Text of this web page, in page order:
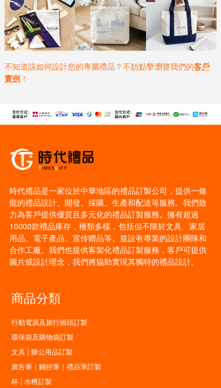
不知道該如何設計您的專屬禮品？不妨點擊瀏覽我們的客戶
實例！
時代禮品是一家位於中華地區的禮品訂製公司，提供一條
龍的禮品設計、開發、採購、生產和配送等服務。我們致
力為客戶提供優質且多元化的禮品訂製服務。擁有超過
10000款禮品庫存，種類多樣，包括但不限於文具、家居
用品、電子產品、宣传赠品等。並設有專業的設計團隊和
合作工廠。我們也提供客製化禮品訂製服務，客戶可提供
圖片或設計理念，我們將協助實現其獨特的禮品設計。
商品分類
行動電源及旅行插頭訂製
環保袋及購物袋訂製
文具 | 辦公用品訂製
廣告筆｜觸控筆｜禮品筆訂製
杯 | 水樽訂製